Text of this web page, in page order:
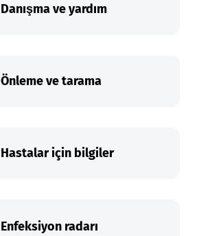
Danışma ve yardım
Önleme ve tarama
Hastalar için bilgiler
Enfeksiyon radarı